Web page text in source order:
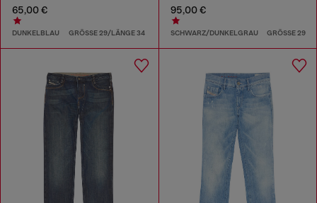
65,00 €
DUNKELBLAU GRÖSSE 29/LÄNGE 34
95,00 €
SCHWARZ/DUNKELGRAU GRÖSSE 29